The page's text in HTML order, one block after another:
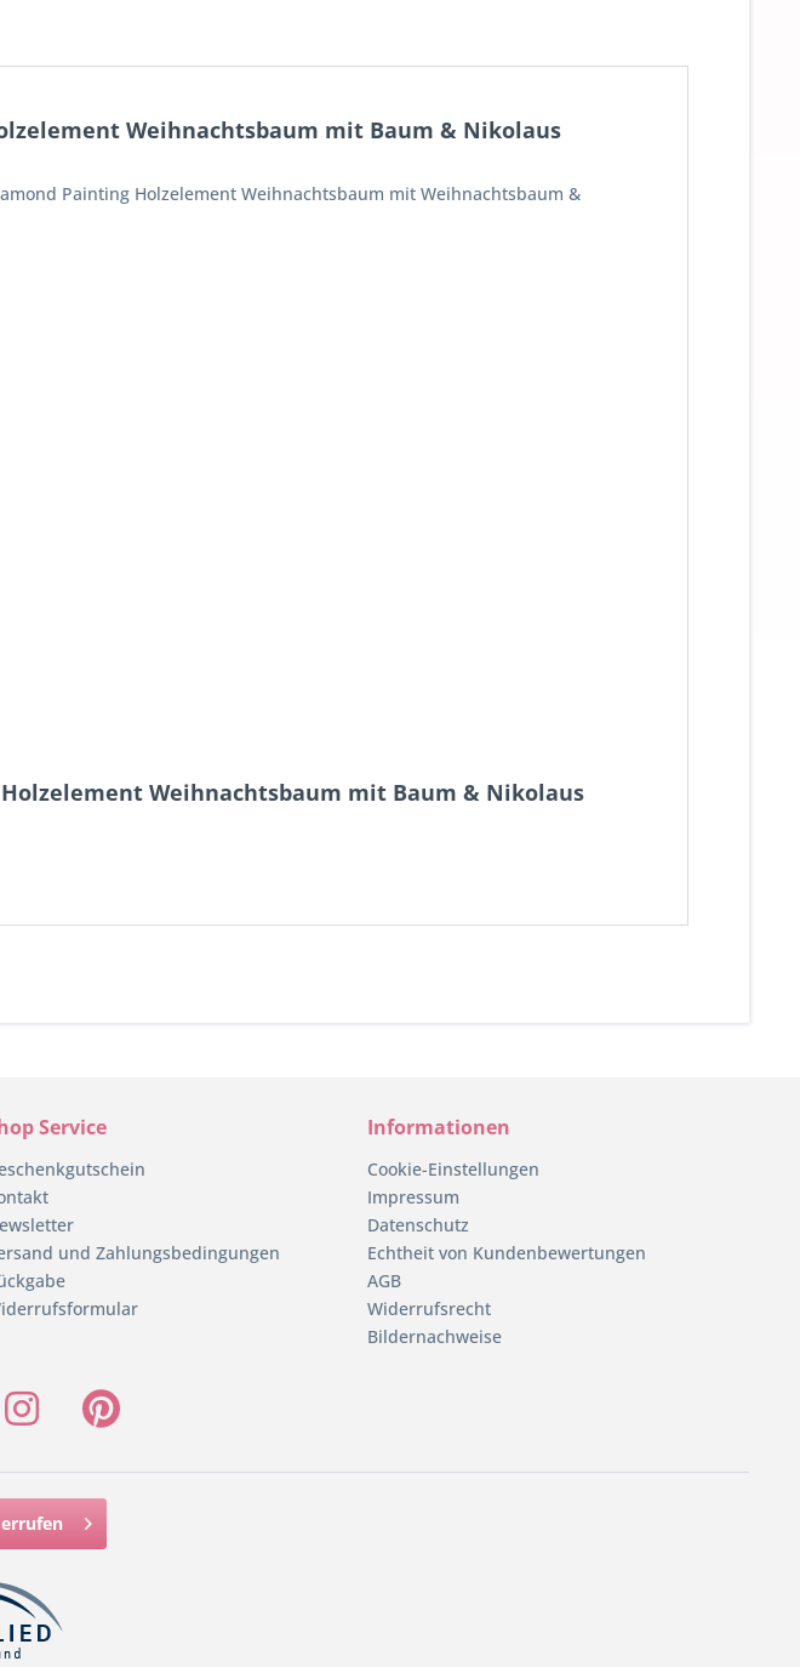
Weihnachtsbaum mit Baum & Nikolaus
Painting Holzelement Weihnachtsbaum mit Weihnachtsbaum &
Weihnachtsbaum mit Baum & Nikolaus
Service
und Zahlungsbedingungen
Informationen
Cookie-Einstellungen
Impressum
Datenschutz
Echtheit von Kundenbewertungen
AGB
Widerrufsrecht
Bildernachweise